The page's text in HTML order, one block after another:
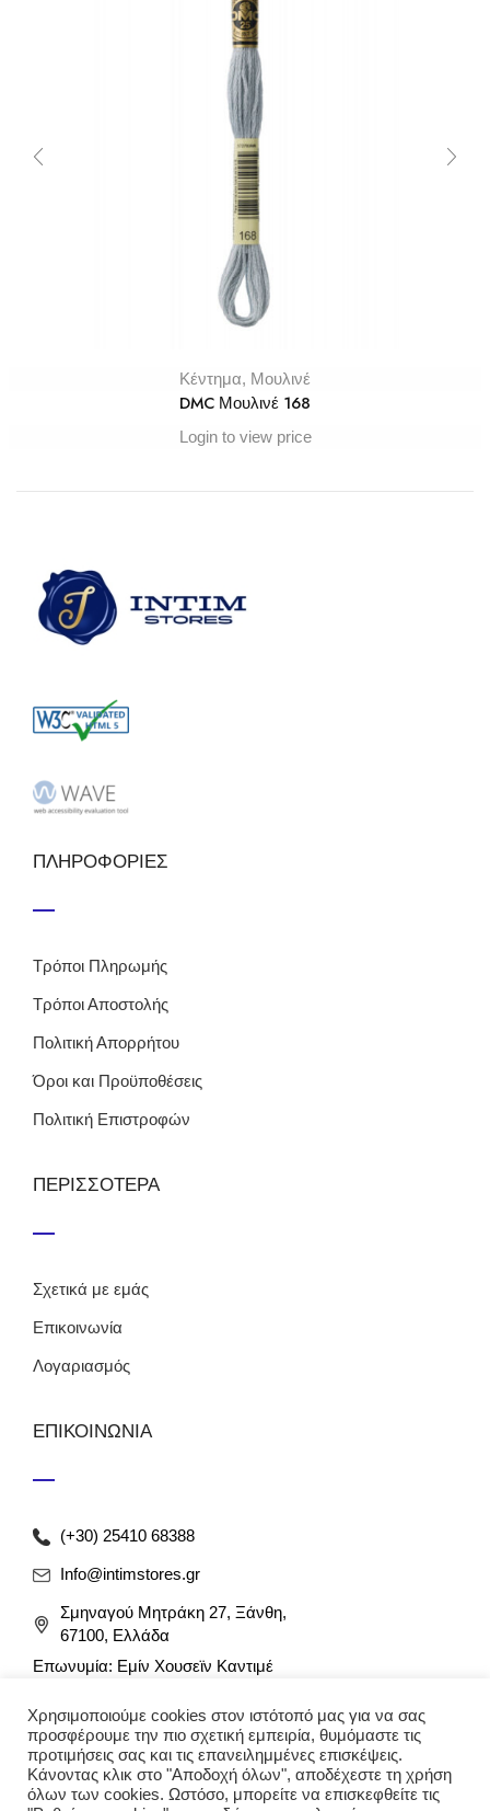
Κέντημα, Μουλινέ
DMC Μουλινέ 168
Login to view price
ΠΛΗΡΟΦΟΡΙΕΣ
Τρόποι Πληρωμής
Τρόποι Αποστολής
Πολιτική Απορρήτου
Όροι και Προϋποθέσεις
Πολιτική Επιστροφών
ΠΕΡΙΣΣΟΤΕΡΑ
Σχετικά με εμάς
Επικοινωνία
Λογαριασμός
ΕΠΙΚΟΙΝΩΝΙΑ
(+30) 25410 68388
Info@intimstores.gr
Σμηναγού Μητράκη 27, Ξάνθη,
67100, Ελλάδα
Επωνυμία: Εμίν Χουσεϊν Καντιμέ
Αρ. Γ.Ε.ΜΗ: 012349946000
Χρησιμοποιούμε cookies στον ιστότοπό μας για να σας
προσφέρουμε την πιο σχετική εμπειρία, θυμόμαστε τις
προτιμήσεις σας και τις επανειλημμένες επισκέψεις.
Κάνοντας κλικ στο "Αποδοχή όλων", αποδέχεστε τη χρήση
όλων των cookies. Ωστόσο, μπορείτε να επισκεφθείτε τις